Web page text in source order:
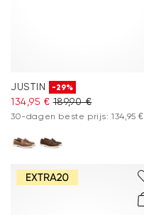
JUSTIN -29%
134,95 € 189,90 €
30-dagen beste prijs: 134,95 €